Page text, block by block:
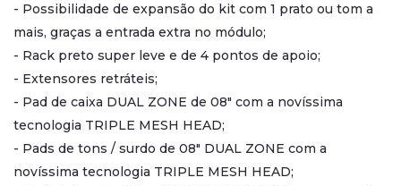
- Possibilidade de expansão do kit com 1 prato ou tom a
mais, graças a entrada extra no módulo;
- Rack preto super leve e de 4 pontos de apoio;
- Extensores retráteis;
- Pad de caixa DUAL ZONE de 08" com a novíssima
tecnologia TRIPLE MESH HEAD;
- Pads de tons / surdo de 08" DUAL ZONE com a
novíssima tecnologia TRIPLE MESH HEAD;